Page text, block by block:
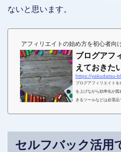
ないと思います。
アフィリエイトの始め方を初心者向
ブログアフ
えておきた
https://yakudatsu-
ブログアフィリエイトを
を上げながら効率化が
きるツールなどは必需
ンタルサーバーの契約
セルフバック活用